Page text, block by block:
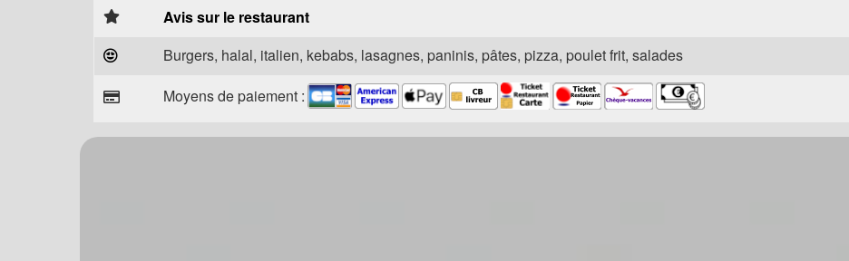
Avis sur le restaurant
Burgers, halal, italien, kebabs, lasagnes, paninis, pâtes, pizza, poulet frit, salades
Moyens de paiement :